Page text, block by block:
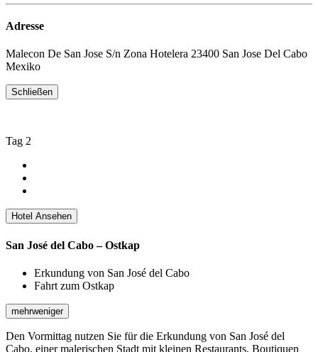
Adresse
Malecon De San Jose S/n Zona Hotelera 23400 San Jose Del Cabo
Mexiko
Schließen
Tag 2
Hotel Ansehen
San José del Cabo – Ostkap
Erkundung von San José del Cabo
Fahrt zum Ostkap
mehrweniger
Den Vormittag nutzen Sie für die Erkundung von San José del
Cabo, einer malerischen Stadt mit kleinen Restaurants, Boutiquen